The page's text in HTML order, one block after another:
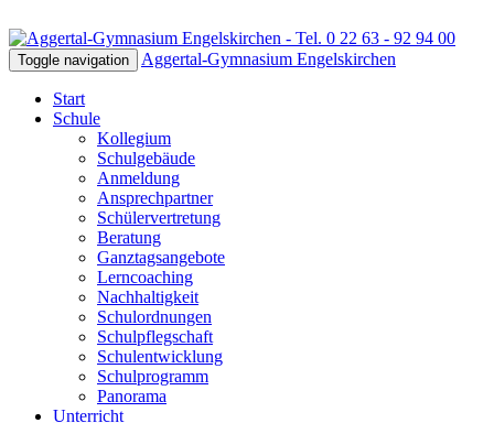
Toggle navigation Aggertal-Gymnasium Engelskirchen
Start
Schule
Kollegium
Schulgebäude
Anmeldung
Ansprechpartner
Schülervertretung
Beratung
Ganztagsangebote
Lerncoaching
Nachhaltigkeit
Schulordnungen
Schulpflegschaft
Schulentwicklung
Schulprogramm
Panorama
Unterricht